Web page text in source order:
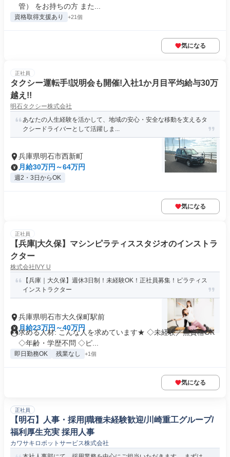
管） をお持ちの方 また...
資格取得支援あり +21個
気になる
正社員
タクシー運転手!説明会も開催!入社1か月目平均給与30万
越え!!
明石タクシー株式会社
あなたの人生経験を活かして、地域の安心・安全な移動を支えるタ
クシードライバーとして活躍しま...
兵庫県明石市西新町
月給30万円～64万円
週2・3日からOK
気になる
正社員
【兵庫|大久保】マシンピラティススタジオのインストラ
クター
株式会社IVY U
【兵庫｜大久保】週休3日制！未経験OK！正社員募集！ピラティス
インストラクター
兵庫県明石市大久保町駅前
月給23万円～40万円
求める人材: こんな人を求めています★ ◇未経験／無資格OK
◇年齢・学歴不問 ◇ピ...
即日勤務OK 残業なし +1個
気になる
正社員
【明石】人事・採用|職種未経験歓迎/川崎重工グループ/
福利厚生充実 採用人事
カワサキロボットサービス株式会社